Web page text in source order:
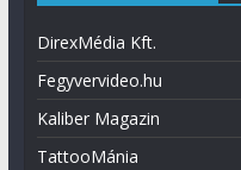
DirexMédia Kft.
Fegyvervideo.hu
Kaliber Magazin
TattooMánia